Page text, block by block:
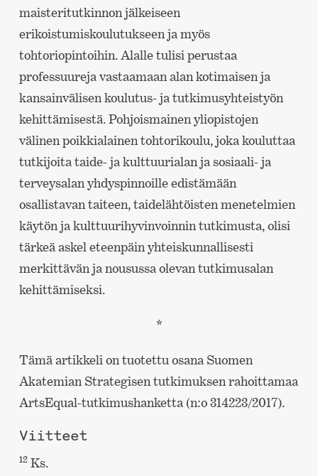
maisteritutkinnon jälkeiseen
erikoistumiskoulutukseen ja myös
tohtoriopintoihin. Alalle tulisi perustaa
professuureja vastaamaan alan kotimaisen ja
kansainvälisen koulutus- ja tutkimusyhteistyön
kehittämisestä. Pohjoismainen yliopistojen
välinen poikkialainen tohtorikoulu, joka kouluttaa
tutkijoita taide- ja kulttuurialan ja sosiaali- ja
terveysalan yhdyspinnoille edistämään
osallistavan taiteen, taidelähtöisten menetelmien
käytön ja kulttuurihyvinvoinnin tutkimusta, olisi
tärkeä askel eteenpäin yhteiskunnallisesti
merkittävän ja nousussa olevan tutkimusalan
kehittämiseksi.
*
Tämä artikkeli on tuotettu osana Suomen
Akatemian Strategisen tutkimuksen rahoittamaa
ArtsEqual-tutkimushanketta (n:o 314223/2017).
Viitteet
12Ks.